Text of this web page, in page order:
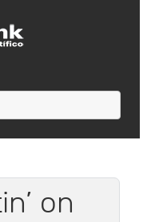
on